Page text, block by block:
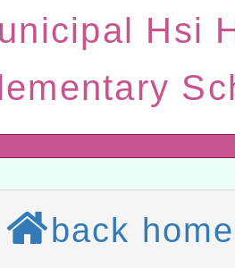
達人選拔活動」
福系列活動—儒
園地景藝術節教
學年度第2次代理
115年度閱讀磐
業研習
─人工智慧(AI)工
養講師名單
Hsi
back home